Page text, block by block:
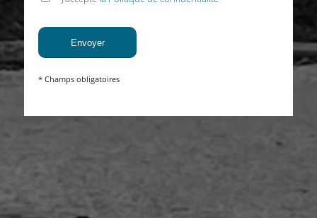
* Champs obligatoires